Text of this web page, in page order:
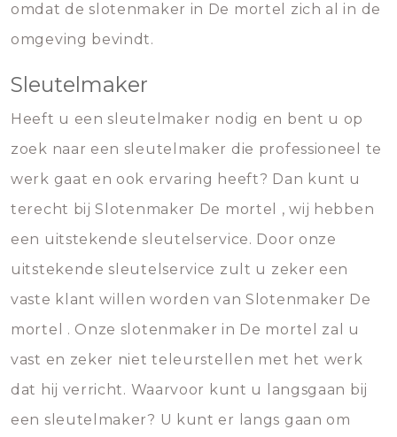
omdat de slotenmaker in De mortel zich al in de
omgeving bevindt.
Sleutelmaker
Heeft u een sleutelmaker nodig en bent u op
zoek naar een sleutelmaker die professioneel te
werk gaat en ook ervaring heeft? Dan kunt u
terecht bij Slotenmaker De mortel , wij hebben
een uitstekende sleutelservice. Door onze
uitstekende sleutelservice zult u zeker een
vaste klant willen worden van Slotenmaker De
mortel . Onze slotenmaker in De mortel zal u
vast en zeker niet teleurstellen met het werk
dat hij verricht. Waarvoor kunt u langsgaan bij
een sleutelmaker? U kunt er langs gaan om